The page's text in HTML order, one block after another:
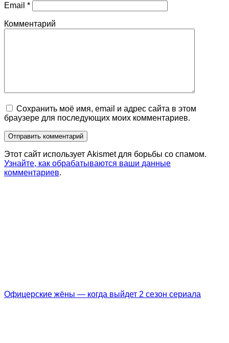
Email *
Комментарий
Сохранить моё имя, email и адрес сайта в этом
браузере для последующих моих комментариев.
Этот сайт использует Akismet для борьбы со спамом.
Узнайте, как обрабатываются ваши данные
комментариев.
Офицерские жёны — когда выйдет 2 сезон сериала